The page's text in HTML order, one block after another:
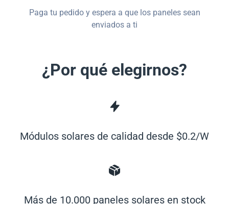
Paga tu pedido y espera a que los paneles sean
enviados a ti
¿Por qué elegirnos?
Módulos solares de calidad desde $0.2/W
Más de 10.000 paneles solares en stock